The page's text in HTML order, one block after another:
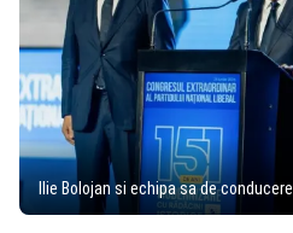
Ilie Bolojan si echipa sa de conducere